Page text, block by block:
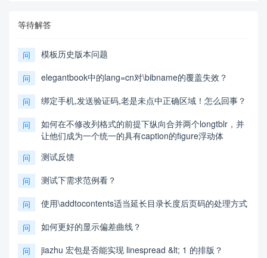
等待解答
问 模板历史版本问题
问 elegantbook中的lang=cn对\bibname的覆盖失效？
问 绑定手机,发送验证码,老是未点中正确区域！怎么回事？
问
如何在不修改列格式的前提下纵向合并两个longtblr，并
让他们成为一个统一的具有caption的figure浮动体
问 测试反馈
问 测试下需求范例看？
问 使用\addtocontents适当延长目录长度后页码的处理方式
问 如何更好的显示偏差曲线？
问 jiazhu 宏包是否能实现 linespread &lt; 1 的排版？